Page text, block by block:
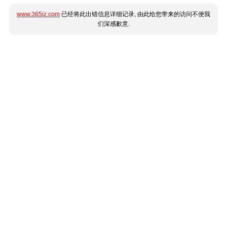
www.365jz.com 已经将此出错信息详细记录, 由此给您带来的访问不便我
们深感歉意.